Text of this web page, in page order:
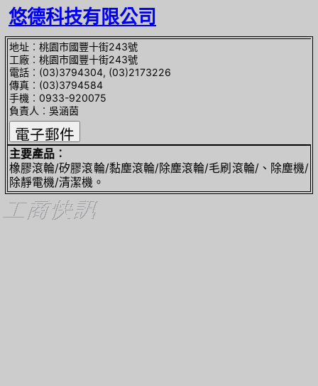
悠德科技有限公司
地址︰桃園市國豐十街243號
工廠︰桃園市國豐十街243號
電話︰(03)3794304, (03)2173226
傳真︰(03)3794584
手機︰0933-920075
負責人︰吳涵茵
主要產品︰
橡膠滾輪/矽膠滾輪/黏塵滾輪/除塵滾輪/毛刷滾輪/、除塵機/
除靜電機/清潔機。